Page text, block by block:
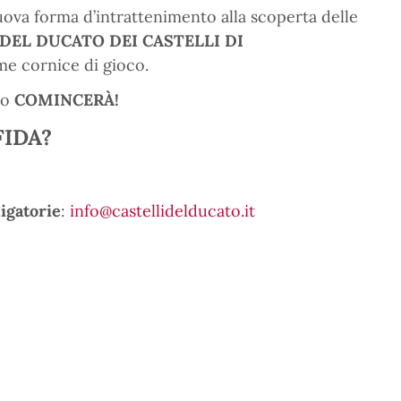
forma d’intrattenimento alla scoperta delle
DUCATO DEI CASTELLI DI
cornice di gioco.
COMINCERÀ!
: info@castellidelducato.it